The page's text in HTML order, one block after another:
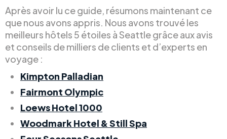
Après avoir lu ce guide, résumons maintenant ce
que nous avons appris. Nous avons trouvé les
meilleurs hôtels 5 étoiles à Seattle grâce aux avis
et conseils de milliers de clients et d’experts en
voyage :
Kimpton Palladian
Fairmont Olympic
Loews Hotel 1000
Woodmark Hotel & Still Spa